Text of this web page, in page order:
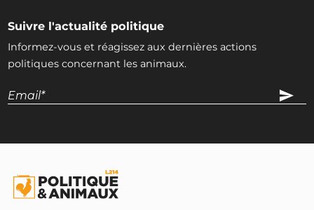
Suivre l'actualité politique
Informez-vous et réagissez aux dernières actions
politiques concernant les animaux.